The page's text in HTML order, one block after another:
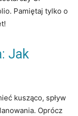
Pamiętaj tylko o
Jak
kusząco, spływ
Oprócz